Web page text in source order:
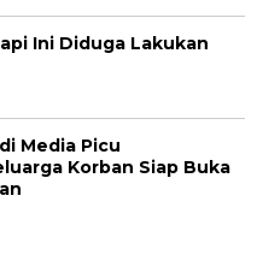
Ini Diduga Lakukan
Media Picu
Korban Siap Buka